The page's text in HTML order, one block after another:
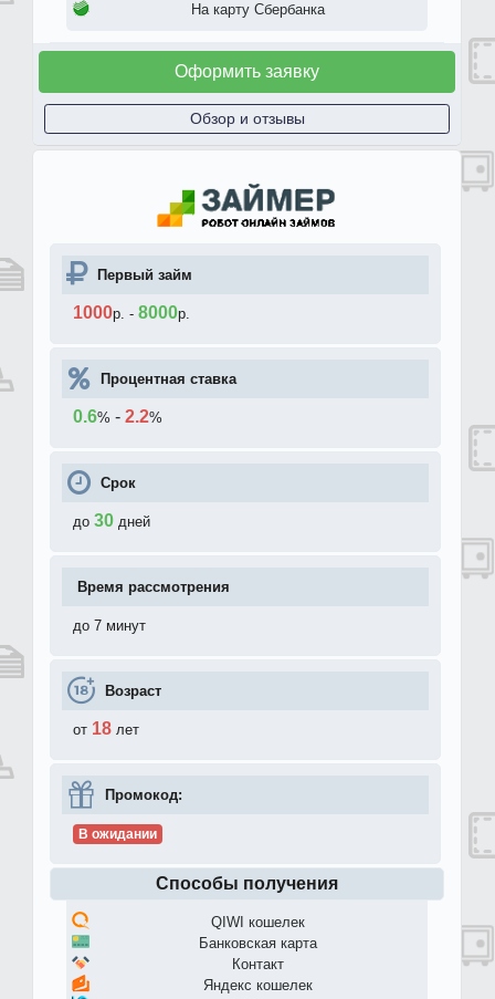
На карту Сбербанка
Оформить заявку
Обзор и отзывы
Первый займ
1000р. - 8000р.
Процентная ставка
0.6% - 2.2%
Срок
до 30 дней
Время рассмотрения
до 7 минут
Возраст
от 18 лет
Промокод:
В ожидании
Способы получения
QIWI кошелек
Банковская карта
Контакт
Яндекс кошелек